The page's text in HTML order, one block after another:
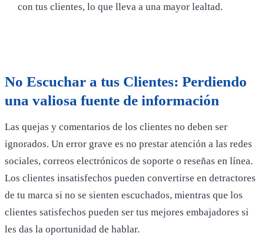
con tus clientes, lo que lleva a una mayor lealtad.
No Escuchar a tus Clientes: Perdiendo
una valiosa fuente de información
Las quejas y comentarios de los clientes no deben ser
ignorados. Un error grave es no prestar atención a las redes
sociales, correos electrónicos de soporte o reseñas en línea.
Los clientes insatisfechos pueden convertirse en detractores
de tu marca si no se sienten escuchados, mientras que los
clientes satisfechos pueden ser tus mejores embajadores si
les das la oportunidad de hablar.